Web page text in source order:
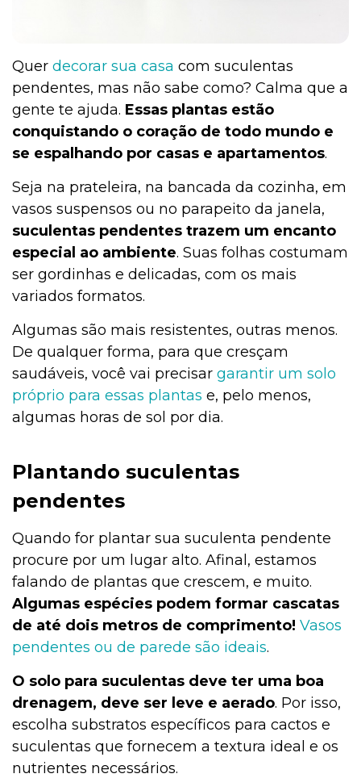
Institucional
Quer decorar sua casa com suculentas
pendentes, mas não sabe como? Calma que a
gente te ajuda. Essas plantas estão
conquistando o coração de todo mundo e
se espalhando por casas e apartamentos.
Seja na prateleira, na bancada da cozinha, em
vasos suspensos ou no parapeito da janela,
suculentas pendentes trazem um encanto
especial ao ambiente. Suas folhas costumam
ser gordinhas e delicadas, com os mais
variados formatos.
Algumas são mais resistentes, outras menos.
De qualquer forma, para que cresçam
saudáveis, você vai precisar garantir um solo
próprio para essas plantas e, pelo menos,
algumas horas de sol por dia.
Plantando suculentas
pendentes
Quando for plantar sua suculenta pendente
procure por um lugar alto. Afinal, estamos
falando de plantas que crescem, e muito.
Algumas espécies podem formar cascatas
de até dois metros de comprimento! Vasos
pendentes ou de parede são ideais.
O solo para suculentas deve ter uma boa
drenagem, deve ser leve e aerado. Por isso,
escolha substratos específicos para cactos e
suculentas que fornecem a textura ideal e os
nutrientes necessários.